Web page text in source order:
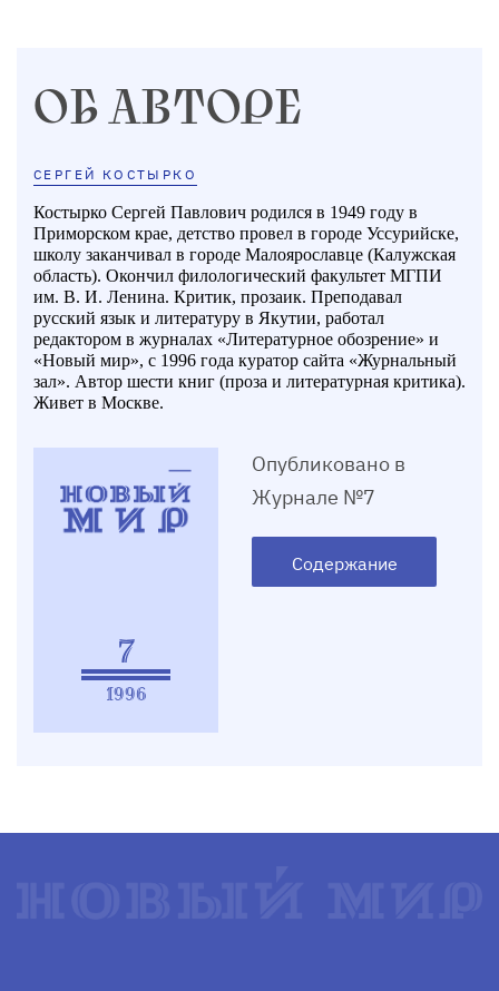
ОБ АВТОРЕ
СЕРГЕЙ КОСТЫРКО
Костырко Сергей Павлович родился в 1949 году в
Приморском крае, детство провел в городе Уссурийске,
школу заканчивал в городе Малоярославце (Калужская
область). Окончил филологический факультет МГПИ
им. В. И. Ленина. Критик, прозаик. Преподавал
русский язык и литературу в Якутии, работал
редактором в журналах «Литературное обозрение» и
«Новый мир», с 1996 года куратор сайта «Журнальный
зал». Автор шести книг (проза и литературная критика).
Живет в Москве.
7
1996
Опубликовано в
Журнале №7
Содержание